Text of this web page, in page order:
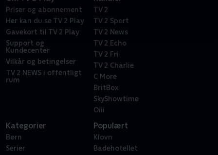
Priser og abonnement
Her kan du se TV 2 Play
Gavekort til TV 2 Play
Support og
Kundecenter
Vilkår og betingelser
TV 2 NEWS i offentligt
rum
TV 2
TV 2 Sport
TV 2 News
TV 2 Echo
TV 2 Fri
TV 2 Charlie
C More
BritBox
SkyShowtime
Oiii
Kategorier
Børn
Serier
Populært
Klovn
Badehotellet